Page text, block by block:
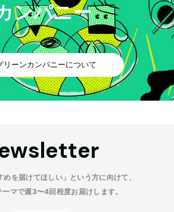
ンパニー
リーンカンパニーについて
めを届けてほしい」という方に向けて、
ーマで週3〜4回程度お届けします。